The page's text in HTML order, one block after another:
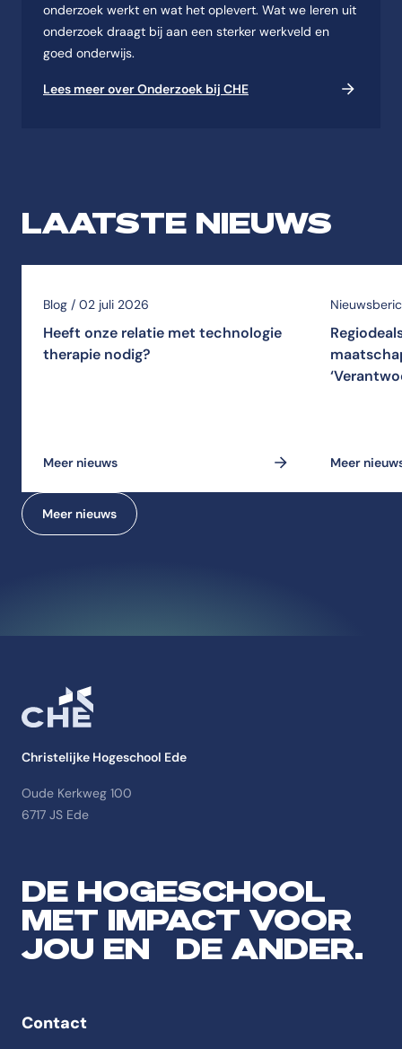
onderzoek werkt en wat het oplevert. Wat we leren uit
onderzoek draagt bij aan een sterker werkveld en
goed onderwijs.
Lees meer over Onderzoek bij CHE
LAATSTE NIEUWS
Blog / 02 juli 2026
Heeft onze relatie met technologie
therapie nodig?
Meer nieuws Meer
Meer nieuws
Christelijke Hogeschool Ede
Oude Kerkweg 100
6717 JS Ede
DE HOGESCHOOL
MET IMPACT VOOR
JOU EN DE ANDER.
Contact